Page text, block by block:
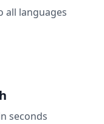
all languages
seconds